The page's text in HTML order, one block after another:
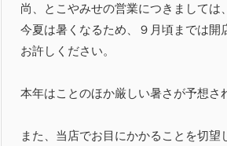
尚、とこやみせの営業につきまして
今夏は暑くなるため、９月頃までは
お許しください。
本年はことのほか厳しい暑さが予想
また、当店でお目にかかることを切望